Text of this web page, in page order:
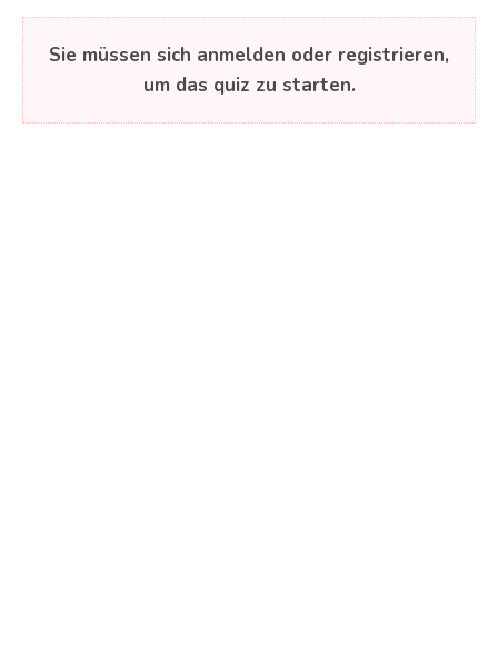
Sie müssen sich anmelden oder registrieren,
um das quiz zu starten.